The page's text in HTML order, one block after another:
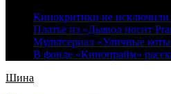
Кинокритики не исключили
Платье из «Дьявол носит
Мультсериал «Уличные
В фонде «Кинопрайм»
Шина